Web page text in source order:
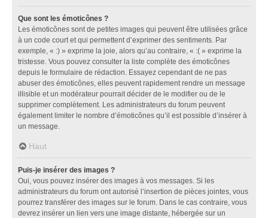
Que sont les émoticônes ?
Les émoticônes sont de petites images qui peuvent être utilisées grâce
à un code court et qui permettent d’exprimer des sentiments. Par
exemple, « :) » exprime la joie, alors qu’au contraire, « :( » exprime la
tristesse. Vous pouvez consulter la liste complète des émoticônes
depuis le formulaire de rédaction. Essayez cependant de ne pas
abuser des émoticônes, elles peuvent rapidement rendre un message
illisible et un modérateur pourrait décider de le modifier ou de le
supprimer complètement. Les administrateurs du forum peuvent
également limiter le nombre d’émoticônes qu’il est possible d’insérer à
un message.
Haut
Puis-je insérer des images ?
Oui, vous pouvez insérer des images à vos messages. Si les
administrateurs du forum ont autorisé l’insertion de pièces jointes, vous
pourrez transférer des images sur le forum. Dans le cas contraire, vous
devrez insérer un lien vers une image distante, hébergée sur un